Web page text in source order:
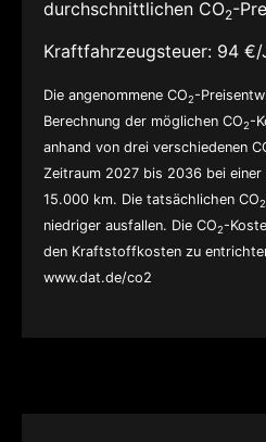
durchschnittlichen CO2-
Kraftfahrzeugsteuer: 94 €/
Die angenommene CO2-
Berechnung der möglichen CO2-
anhand von drei verschiedenen
Zeitraum 2027 bis 2036 bei
15.000 km. Die tatsächlichen CO2
niedriger ausfallen. Die CO2-
den Kraftstoffkosten zu
www.dat.de/co2